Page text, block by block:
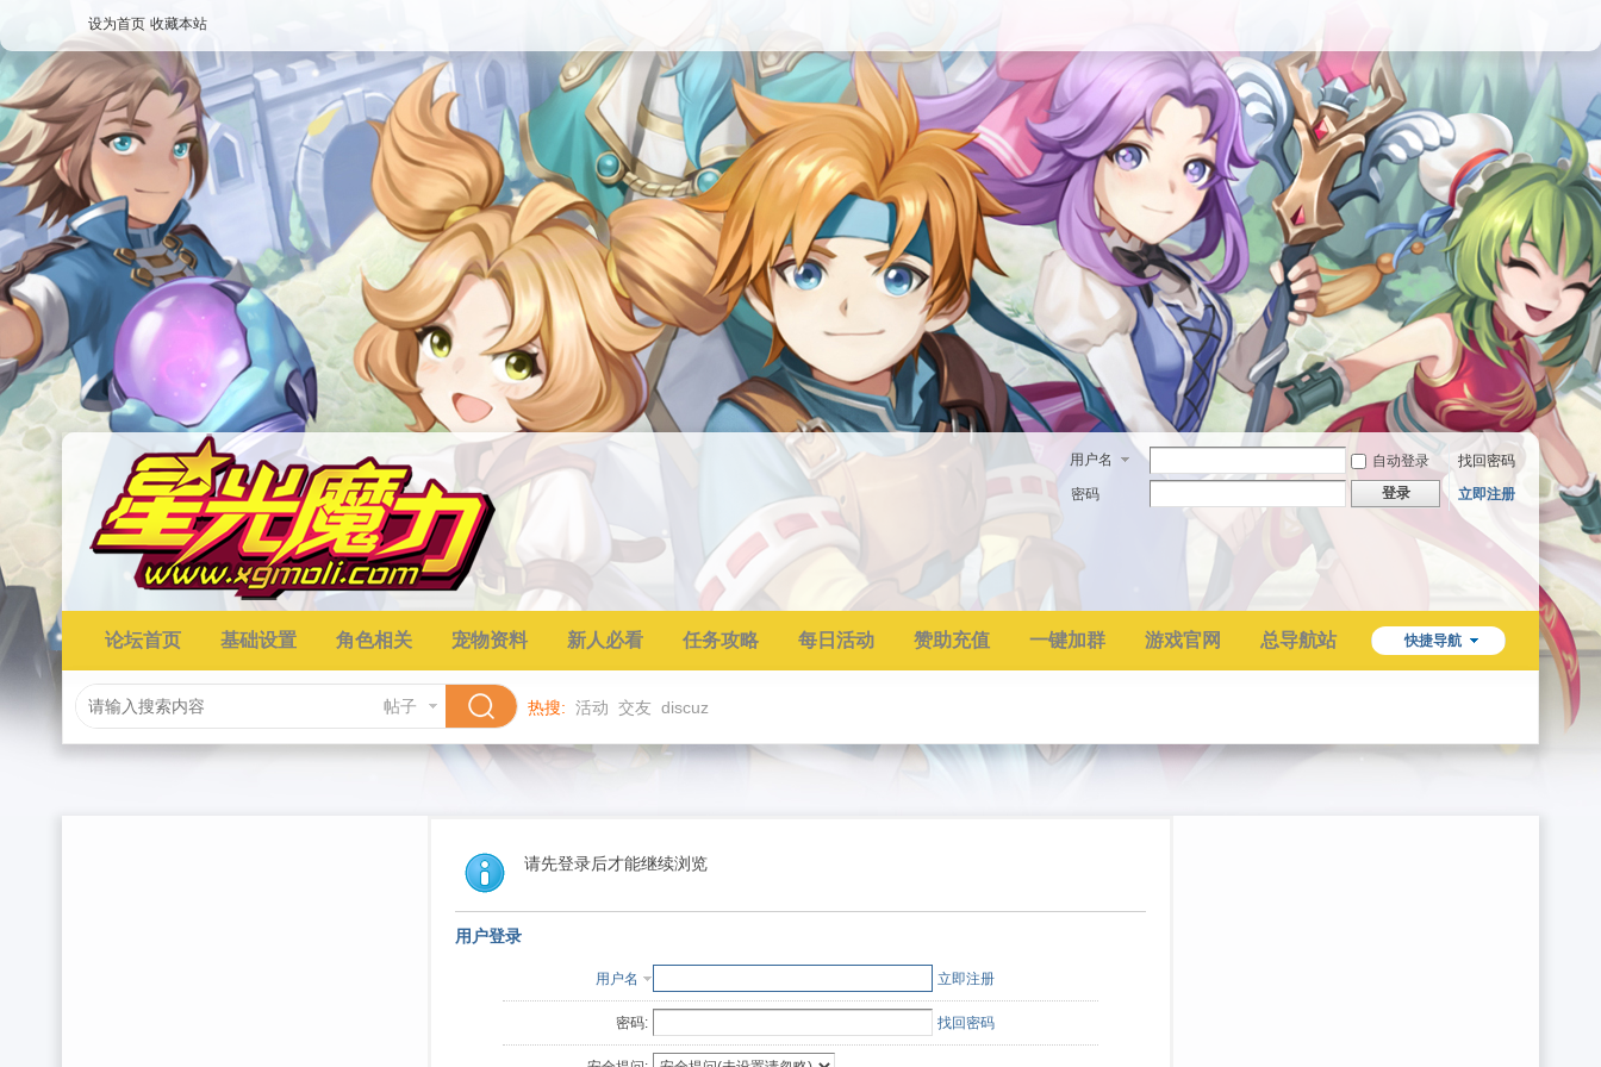
设为首页 收藏本站
用户名 自动登录
找回密码
密码
登录 立即注册
快捷导航
论坛首页 基础设置 角色相关 宠物资料 新人必看 任务攻略 每日活动 赞助充值 一键加群 游戏官网 总导航站
帖子 热搜: 活动 交友 discuz
请先登录后才能继续浏览
用户登录
用户名 立即注册
密码: 找回密码